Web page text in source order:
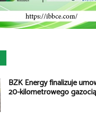
BZK Energy finalizuje
20-kilometrowego